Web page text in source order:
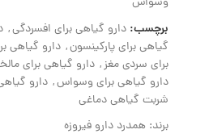
برچسب: دارو گیاهی برای افسردگی,
گیاهی برای پارکینسون, دارو گیاهی
برای سردی مغز, دارو گیاهی برای
دارو گیاهی برای وسواس, دارو
شربت گیاهی دماغی
برند: همدرد دارو فیروزه